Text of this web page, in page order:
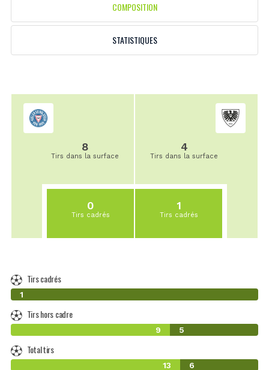
COMPOSITION
STATISTIQUES
8
Tirs dans la surface
0
Tirs cadrés
4
Tirs dans la surface
1
Tirs cadrés
Tirs cadrés
0
1
Tirs hors cadre
9 5
Total tirs
13 6